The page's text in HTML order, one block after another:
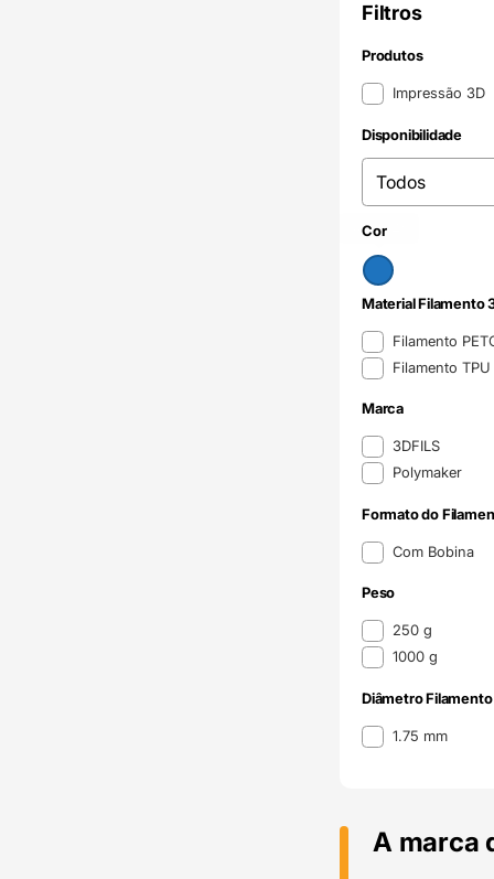
Filtros
Produtos
ProdutosImpressão 3D
Disponibilidade
Disponibilidade
Disponibilidade
Cor
Cor
Azul(4)
Material Filamento
Material Filamento
Filamento
Filamento TPU
Marca
Marca3DFILS
Polymaker
Formato do
Formato do
Com Bobina
Peso
Peso250 g
1000 g
Diâmetro Filamento
Diâmetro Filamento
1.75 mm
A marca